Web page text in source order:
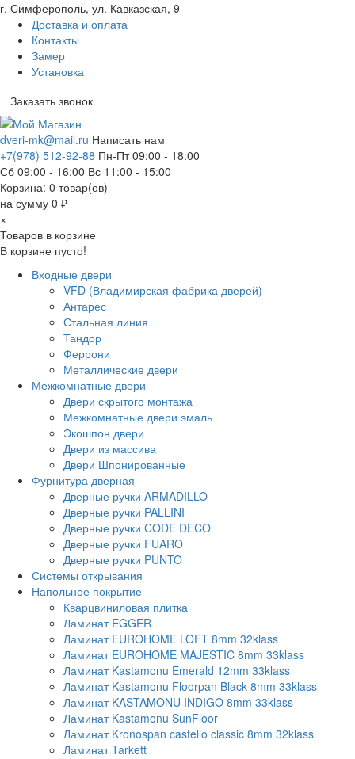
г. Симферополь, ул. Кавказская, 9
Доставка и оплата
Контакты
Замер
Установка
Заказать звонок
dveri-mk@mail.ru Написать нам
+7(978) 512-92-88 Пн-Пт 09:00 - 18:00
Сб 09:00 - 16:00 Вс 11:00 - 15:00
Корзина: 0 товар(ов)
на сумму 0 ₽
×
Товаров в корзине
В корзине пусто!
Входные двери
VFD (Владимирская фабрика дверей)
Антарес
Стальная линия
Тандор
Феррони
Металлические двери
Межкомнатные двери
Двери скрытого монтажа
Межкомнатные двери эмаль
Экошпон двери
Двери из массива
Двери Шпонированные
Фурнитура дверная
Дверные ручки ARMADILLO
Дверные ручки PALLINI
Дверные ручки CODE DECO
Дверные ручки FUARO
Дверные ручки PUNTO
Системы открывания
Напольное покрытие
Кварцвиниловая плитка
Ламинат EGGER
Ламинат EUROHOME LOFT 8mm 32klass
Ламинат EUROHOME MAJESTIC 8mm 33klass
Ламинат Kastamonu Emerald 12mm 33klass
Ламинат Kastamonu Floorpan Black 8mm 33klass
Ламинат KASTAMONU INDIGO 8mm 33klass
Ламинат Kastamonu SunFloor
Ламинат Kronospan castello classic 8mm 32klass
Ламинат Tarkett